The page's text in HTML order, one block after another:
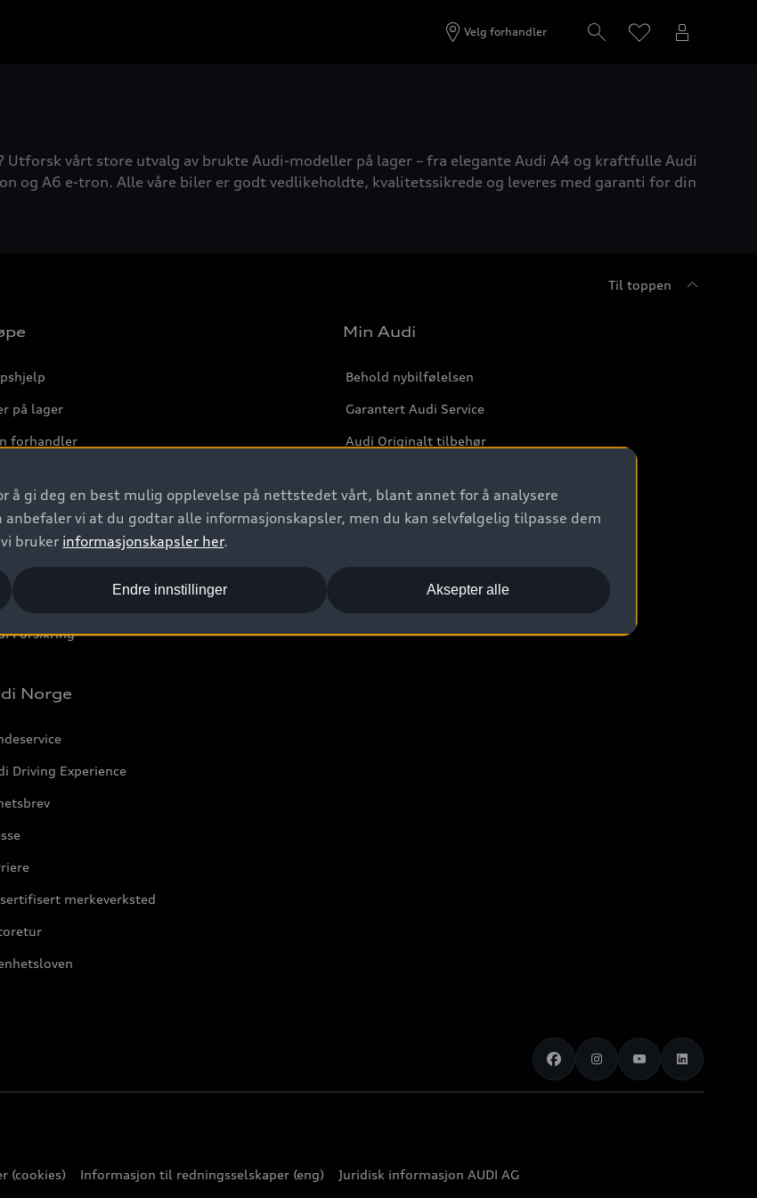
Velg forhandler
vårt store utvalg av brukte Audi-modeller på lager – fra elegante Audi A4 og kraftfulle Audi
og A6 e-tron. Alle våre biler er godt vedlikeholdte, kvalitetssikrede og leveres med garanti for din
Til toppen
på lager
forhandler
forhandler
Forsikring
Min Audi
Behold nybilfølelsen
Garantert Audi Service
Audi Originalt tilbehør
Norge
Driving Experience
merkeverksted
(cookies) Informasjon til redningsselskaper (eng) Juridisk informasjon AUDI AG
å gi deg en best mulig opplevelse på nettstedet vårt, blant annet for å analysere
vi at du godtar alle informasjonskapsler, men du kan selvfølgelig tilpasse dem
bruker informasjonskapsler her.
Aksepter alle
Endre innstillinger